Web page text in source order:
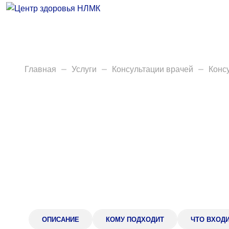
Анализы
Центр здоровья НЛМК
Главная Услуги Консультации врачей
ОПИСАНИЕ КОМУ ПОДХОДИТ ЧТО